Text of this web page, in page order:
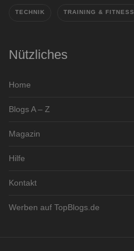
TECHNIK TRAINING & FITNESS
Nützliches
Home
Blogs A – Z
Magazin
Hilfe
Kontakt
Werben auf TopBlogs.de